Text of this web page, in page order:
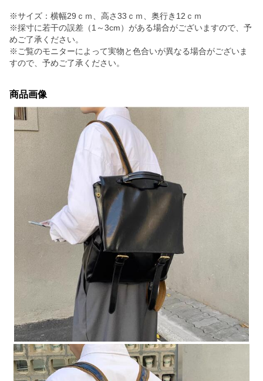
※サイズ：横幅29ｃｍ、高さ33ｃｍ、奥行き12ｃｍ
※採寸に若干の誤差（1～3cm）がある場合がございますので、予
めご了承ください。
※ご覧のモニターによって実物と色合いが異なる場合がございま
すので、予めご了承ください。
商品画像